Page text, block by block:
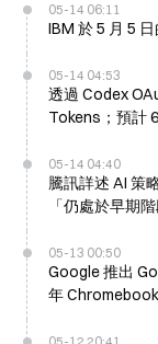
05-14 06:11
IBM 於 5 月 5
05-14 04:53
透過 Codex
Tokens；預計
05-14 04:40
騰訊詳述 AI 策
「仍處於早期階
05-13 00:50
Google 推出
年